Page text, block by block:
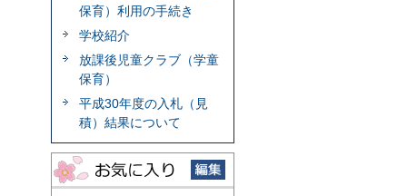
保育）利用の手続き
学校紹介
放課後児童クラブ（学童
保育）
平成30年度の入札（見
積）結果について